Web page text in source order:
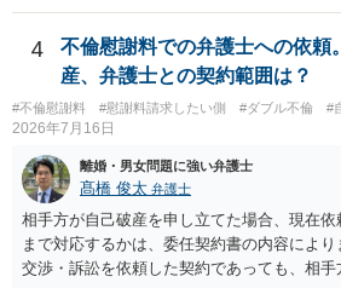
る旨の交渉をすることが妥当かどうかと
公序良俗に反するような金額では、その条項
が、 ２００万円でも、５０万円でも、公
とはいえないと考えますので、 結局は、
も、ご自身が納得できるかどうかという基準
と思います。 そのうえで、合意できるか
否かにかかってはきますが。 ４ 質問④
できないのですが、 清算条項を記載しな
クがありますので、むしろ、原則としては、
であるとお考えいただくといいです。 ご質
すが、可能であれば、ご依頼になるかは別
直接相談されて、 今後の対応についてア
半額程度の支払を求める、 求償ができるこ
を放棄する場合の慰謝料相場は、６０万円
とが多いです。 （相手夫婦が離婚しません
を放棄してもらうメリットがあることになり
る可能性について、慰謝料額に影響が出る可
最後に、ご依頼になる場合の弁護士費用は、
り異なりますので、直接ご確認いただくとい
る回答は以上ですが、可能であれば、ご依頼
近くの弁護士に直接相談されて、今後の対応
めることをおすすめいたします。 ご参考に
す。
4
不倫慰謝料での弁護士への依頼
産、弁護士との契約範囲は？
#不倫慰謝料 #慰謝料請求したい側 #ダブル不倫 #
2026年7月16日
離婚・男女問題に強い弁護士
髙橋 俊太 弁護士
相手方が自己破産を申し立てた場合、現在依
まで対応するかは、委任契約書の内容によ
交渉・訴訟を依頼した契約であっても、相